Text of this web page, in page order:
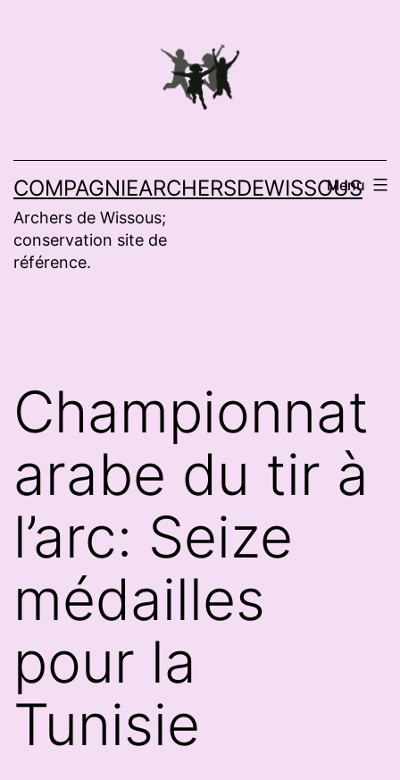
COMPAGNIEARCHERSDEWISSOUS
Archers de Wissous;
conservation site de
référence.
Menu
Championnat
arabe du tir à
l’arc: Seize
médailles
pour la
Tunisie